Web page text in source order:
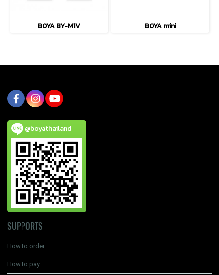
BOYA BY-M1V BOYA mini
@boyathailand
SUPPORTS
How to order
How to pay